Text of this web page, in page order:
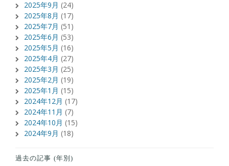
2025年9月 (24)
2025年8月 (17)
2025年7月 (51)
2025年6月 (53)
2025年5月 (16)
2025年4月 (27)
2025年3月 (25)
2025年2月 (19)
2025年1月 (15)
2024年12月 (17)
2024年11月 (7)
2024年10月 (15)
2024年9月 (18)
過去の記事 (年別)